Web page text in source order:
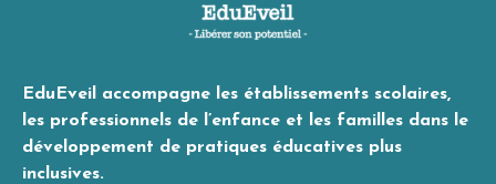
EduEveil accompagne les établissements scolaires,
les professionnels de l’enfance et les familles dans le
développement de pratiques éducatives plus
inclusives.